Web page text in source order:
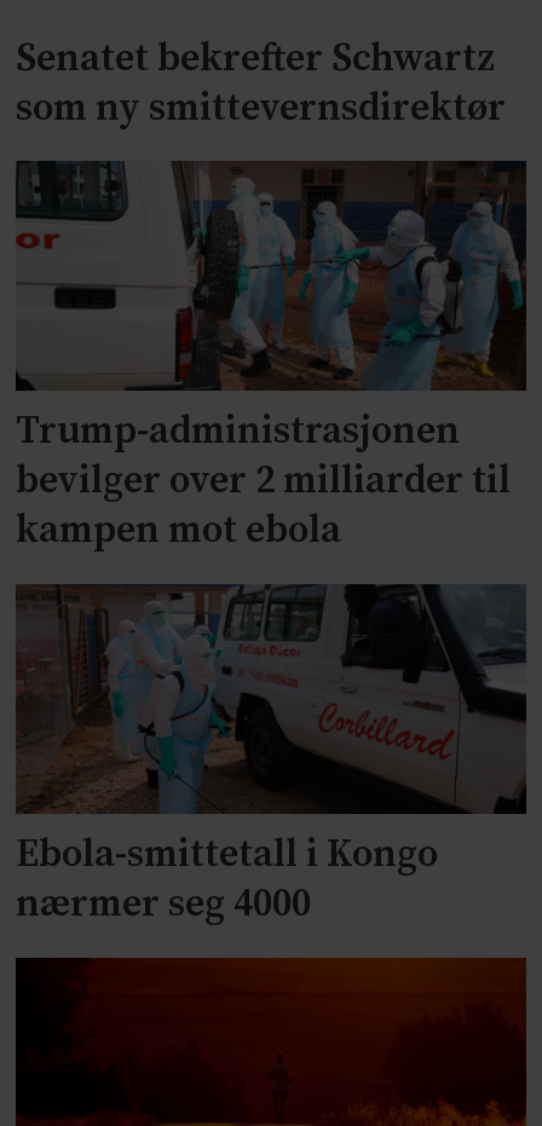
Senatet bekrefter Schwartz
som ny smittevernsdirektør
Trump-administrasjonen
bevilger over 2 milliarder til
kampen mot ebola
Ebola-smittetall i Kongo
nærmer seg 4000